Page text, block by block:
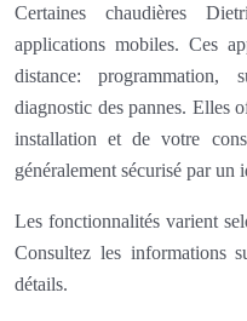
Certaines chaudières
applications mobiles. Ces
distance: programmation,
diagnostic des pannes. Elles
installation et de votre
généralement sécurisé par un
Les fonctionnalités varient
Consultez les informations
détails.